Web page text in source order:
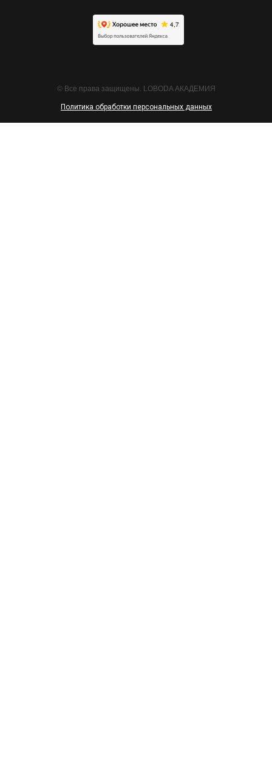
© Все права защищены. LOBODA АКАДЕМИЯ
Политика обработки персональных данных